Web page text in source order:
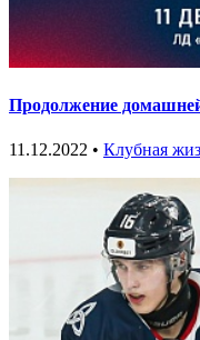
Продолжение
11.12.2022 • Клубная